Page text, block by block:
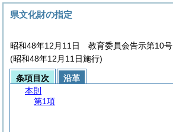
県文化財の指定
昭和48年12月11日 教育委員会告示第10号
(昭和48年12月11日施行)
条項目次
沿革
本則
第1項